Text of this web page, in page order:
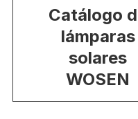
Catálogo
lámparas
solares
WOSEN